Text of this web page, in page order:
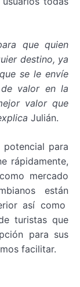
que quien
destino, ya
se le envíe
valor en la
valor que
Julián.
para
rápidamente,
mercado
están
así como
turistas que
para sus
facilitar.